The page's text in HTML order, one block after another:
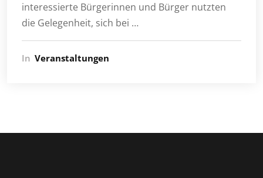
interessierte Bürgerinnen und Bürger nutzten
die Gelegenheit, sich bei …
In Veranstaltungen